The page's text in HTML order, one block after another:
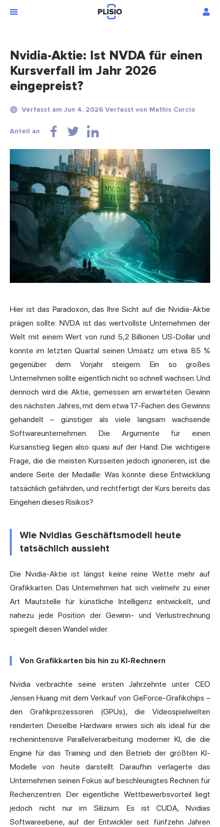
Nvidia-Aktie: Ist NVDA für einen
Kursverfall im Jahr 2026
eingepreist?
Verfasst am Jun 4, 2026 Verfasst von Mathis Curcio
Anteil an
Hier ist das Paradoxon, das Ihre Sicht auf die Nvidia-Aktie
prägen sollte: NVDA ist das wertvollste Unternehmen der
Welt mit einem Wert von rund 5,2 Billionen US-Dollar und
konnte im letzten Quartal seinen Umsatz um etwa 85 %
gegenüber dem Vorjahr steigern. Ein so großes
Unternehmen sollte eigentlich nicht so schnell wachsen. Und
dennoch wird die Aktie, gemessen am erwarteten Gewinn
des nächsten Jahres, mit dem etwa 17-Fachen des Gewinns
gehandelt – günstiger als viele langsam wachsende
Softwareunternehmen. Die Argumente für einen
Kursanstieg liegen also quasi auf der Hand. Die wichtigere
Frage, die die meisten Kursseiten jedoch ignorieren, ist die
andere Seite der Medaille: Was könnte diese Entwicklung
tatsächlich gefährden, und rechtfertigt der Kurs bereits das
Eingehen dieses Risikos?
Wie Nvidias Geschäftsmodell heute
tatsächlich aussieht
Die Nvidia-Aktie ist längst keine reine Wette mehr auf
Grafikkarten. Das Unternehmen hat sich vielmehr zu einer
Art Mautstelle für künstliche Intelligenz entwickelt, und
nahezu jede Position der Gewinn- und Verlustrechnung
spiegelt diesen Wandel wider.
Von Grafikkarten bis hin zu KI-Rechnern
Nvidia verbrachte seine ersten Jahrzehnte unter CEO
Jensen Huang mit dem Verkauf von GeForce-Grafikchips –
den Grafikprozessoren (GPUs), die Videospielwelten
renderten. Dieselbe Hardware erwies sich als ideal für die
rechenintensive Parallelverarbeitung moderner KI, die die
Engine für das Training und den Betrieb der größten KI-
Modelle von heute darstellt. Daraufhin verlagerte das
Unternehmen seinen Fokus auf beschleunigtes Rechnen für
Rechenzentren. Der eigentliche Wettbewerbsvorteil liegt
jedoch nicht nur im Silizium. Es ist CUDA, Nvidias
Softwareebene, auf der Entwickler seit fünfzehn Jahren